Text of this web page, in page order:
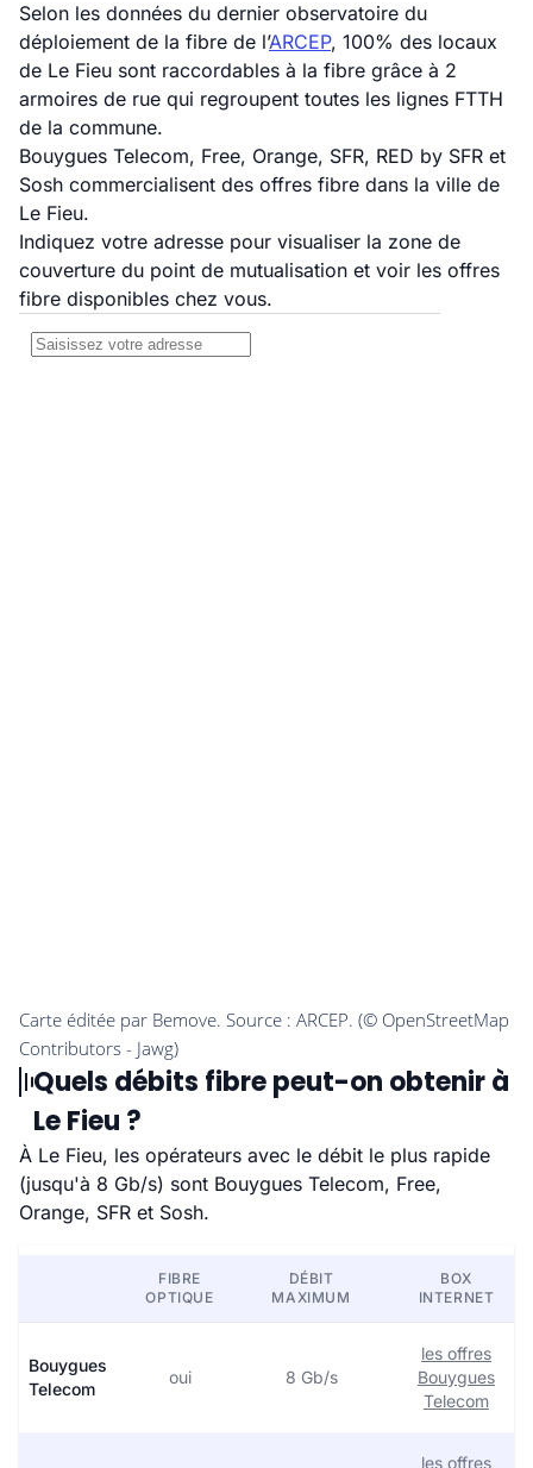
Selon les données du dernier observatoire du
déploiement de la fibre de l’ARCEP, 100% des locaux
de Le Fieu sont raccordables à la fibre grâce à 2
armoires de rue qui regroupent toutes les lignes FTTH
de la commune.
Bouygues Telecom, Free, Orange, SFR, RED by SFR et
Sosh commercialisent des offres fibre dans la ville de
Le Fieu.
Indiquez votre adresse pour visualiser la zone de
couverture du point de mutualisation et voir les offres
fibre disponibles chez vous.
Quels débits fibre peut-on obtenir à
Le Fieu ?
À Le Fieu, les opérateurs avec le débit le plus rapide
(jusqu'à 8 Gb/s) sont Bouygues Telecom, Free,
Orange, SFR et Sosh.
FIBRE
OPTIQUE
DÉBIT
MAXIMUM
BOX
INTERNET
Bouygues
Telecom
oui 8 Gb/s
les offres
Bouygues
Telecom
les offres